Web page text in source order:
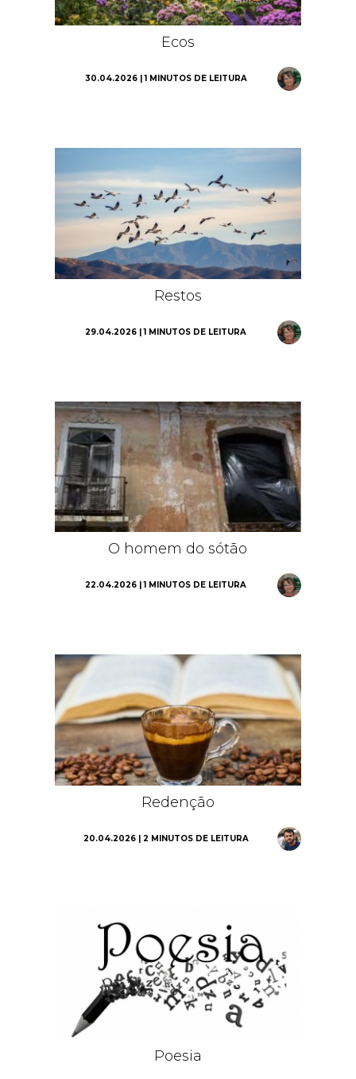
Ecos
30.04.2026 | 1 MINUTOS DE LEITURA
Restos
29.04.2026 | 1 MINUTOS DE LEITURA
O homem do sótão
22.04.2026 | 1 MINUTOS DE LEITURA
Redenção
20.04.2026 | 2 MINUTOS DE LEITURA
Poesia